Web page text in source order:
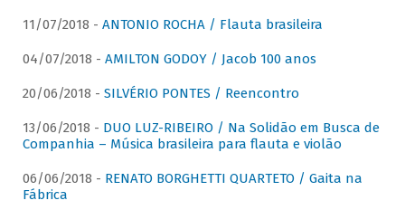
11/07/2018 - ANTONIO ROCHA / Flauta brasileira
04/07/2018 - AMILTON GODOY / Jacob 100 anos
20/06/2018 - SILVÉRIO PONTES / Reencontro
13/06/2018 - DUO LUZ-RIBEIRO / Na Solidão em Busca de
Companhia – Música brasileira para flauta e violão
06/06/2018 - RENATO BORGHETTI QUARTETO / Gaita na
Fábrica